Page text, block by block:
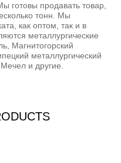
готовы продавать товар,
тонн. Мы
как оптом, так и в
металлургические
Магнитогорский
металлургический
и другие.